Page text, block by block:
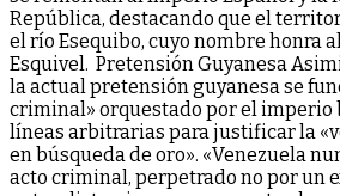
República, destacando que el
el río Esequibo, cuyo nombre honra
Esquivel. Pretensión Guyanesa
la actual pretensión guyanesa se
criminal» orquestado por el imperio
líneas arbitrarias para justificar la
en búsqueda de oro». «Venezuela
acto criminal, perpetrado no por un